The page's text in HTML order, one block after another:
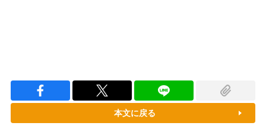
本文に戻る